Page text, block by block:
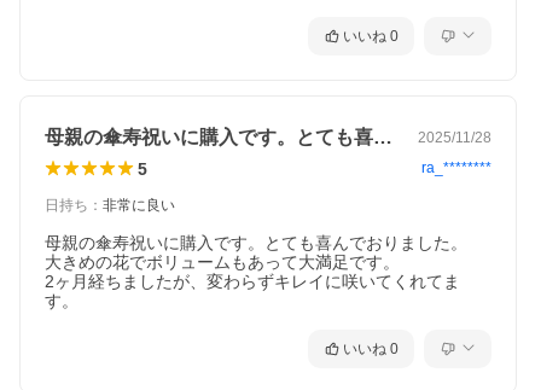
いいね 0
母親の傘寿祝いに購入です。とても喜んで… 2025/11/28
5 ra_********
日持ち ： 非常に良い
母親の傘寿祝いに購入です。とても喜んでおりました。
大きめの花でボリュームもあって大満足です。
2ヶ月経ちましたが、変わらずキレイに咲いてくれてま
す。
いいね 0